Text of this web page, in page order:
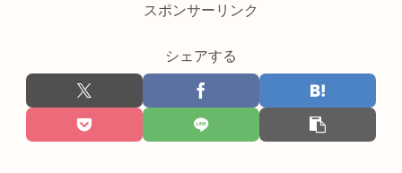
スポンサーリンク
シェアする